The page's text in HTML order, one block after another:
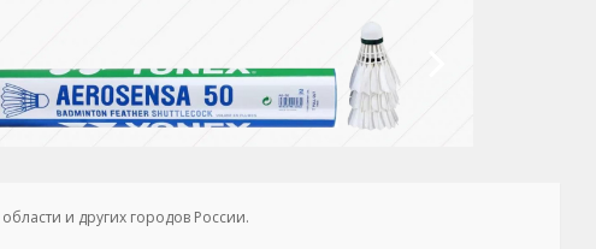
и других городов России.